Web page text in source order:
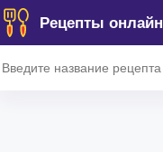
Рецепты онлайн